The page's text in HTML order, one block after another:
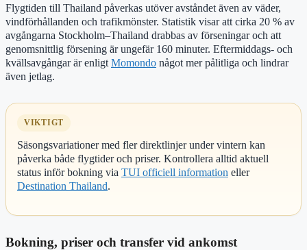
Flygtiden till Thailand påverkas utöver avståndet även av väder,
vindförhållanden och trafikmönster. Statistik visar att cirka 20 % av
avgångarna Stockholm–Thailand drabbas av förseningar och att
genomsnittlig försening är ungefär 160 minuter. Eftermiddags- och
kvällsavgångar är enligt Momondo något mer pålitliga och lindrar
även jetlag.
VIKTIGT
Säsongsvariationer med fler direktlinjer under vintern kan
påverka både flygtider och priser. Kontrollera alltid aktuell
status inför bokning via TUI officiell information eller
Destination Thailand.
Bokning, priser och transfer vid ankomst